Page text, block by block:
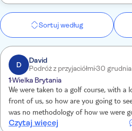
Sortuj według
D
David
Podróż z przyjaciółmi30
1Wielka Brytania
We were taken to a golf course, with a
front of us, so how are you going to
was no methodology of how we were
camera, laptop, meteorological
Czytaj więcej